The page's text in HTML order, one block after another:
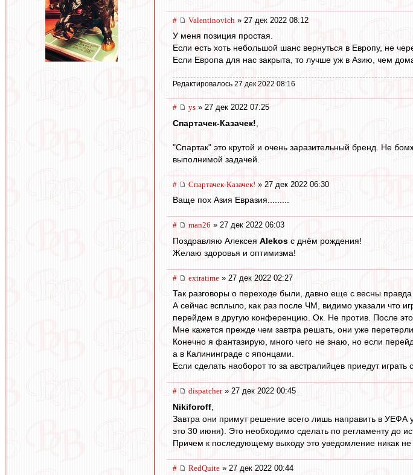
# Valentinovich » 27 дек 2022 08:12
У меня позиция простая.
Если есть хоть небольшой шанс вернуться в Европу, не
Если Европа для нас закрыта, то лучше уж в Азию, чем
Редактировалось 27 дек 2022 08:16
# ys » 27 дек 2022 07:25
Спартачек-Казачек!
"Спартак" это крутой и очень заразительный бренд. Не
выполнимой задачей.
# Спартачек-Казачек! » 27 дек 2022 06:30
Ваще пох Азия Евразия.........
# man26 » 27 дек 2022 06:03
Поздравляю Алексея Alekos с днём рождения!
Желаю здоровья и оптимизма!
# extratime » 27 дек 2022 02:27
Так разговоры о переходе были, давно еще с весны правда
А сейчас всплыло, как раз после ЧМ, видимо указали что
перейдем в другую конференцию. Ок. Не против. После
Мне кажется прежде чем завтра решать, они уже
Конечно я фантазирую, много чего не знаю, но если
а в Калининграде с японцами.
Если сделать наоборот то за австралийцев приедут
# dispatcher» 27 дек 2022 00:45
Nikiforoff
Завтра они примут решение всего лишь направить в УЕФА
это 30 июня). Это необходимо сделать по регламенту до
Причем к последующему выходу это уведомление никак
# RedQuite » 27 дек 2022 00:44